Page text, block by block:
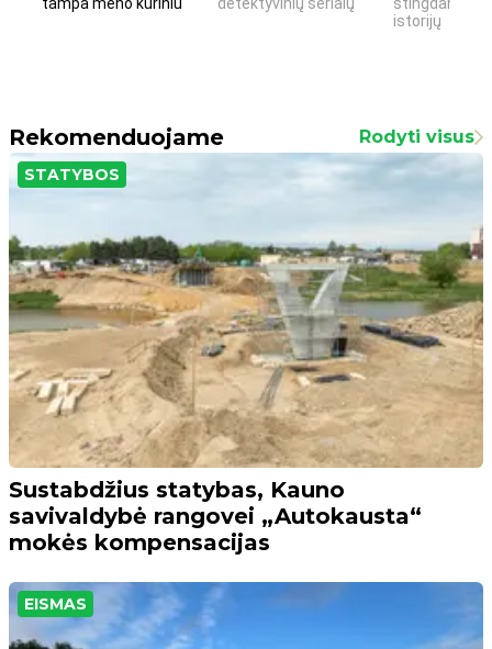
istorijų
Rekomenduojame Rodyti visus
STATYBOS
Sustabdžius statybas, Kauno
savivaldybė rangovei „Autokausta“
mokės kompensacijas
EISMAS